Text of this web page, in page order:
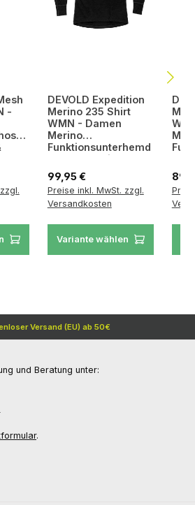
-
DEVOLD Expedition
Merino 235 Shirt
WMN - Damen
Merino
Funktionsunterhemd
atmungsaktiv &
geruchshemmend
Regulärer Preis:
99,95 €
Preise inkl. MwSt. zzgl.
Versandkosten
Variante wählen
Versand (EU) ab 50€
und Beratung unter:
.